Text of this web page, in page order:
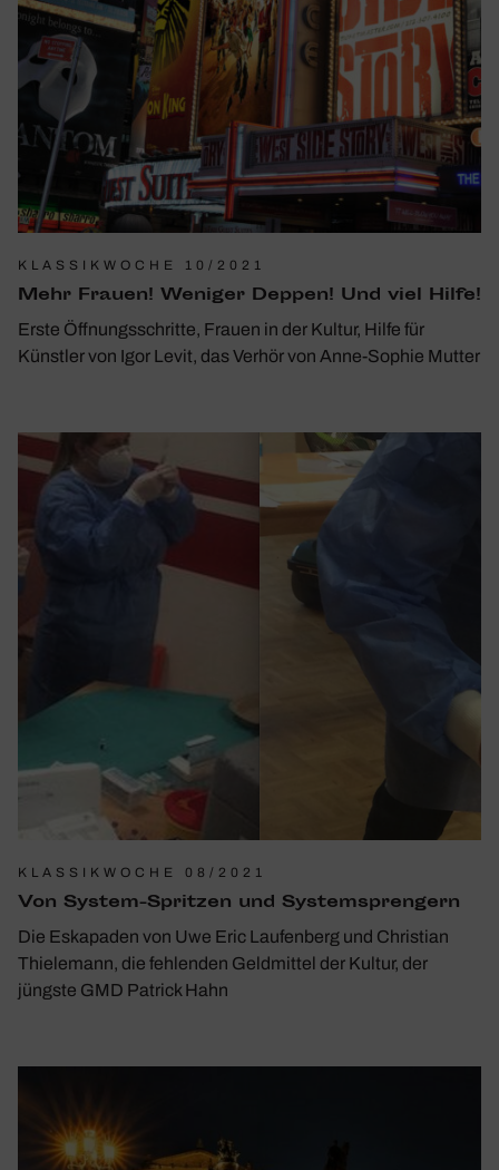
KLASSIKWOCHE 10/2021
Mehr Frauen! Weniger Deppen! Und viel Hilfe!
Erste Öffnungsschritte, Frauen in der Kultur, Hilfe für
Künstler von Igor Levit, das Verhör von Anne-Sophie Mutter
KLASSIKWOCHE 08/2021
Von System-Spritzen und System­spren­gern
Die Eskapaden von Uwe Eric Laufenberg und Christian
Thielemann, die fehlenden Geldmittel der Kultur, der
jüngste GMD Patrick Hahn